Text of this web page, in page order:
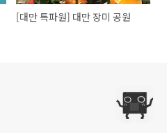
[대만 특파원] 대만 장미 공원